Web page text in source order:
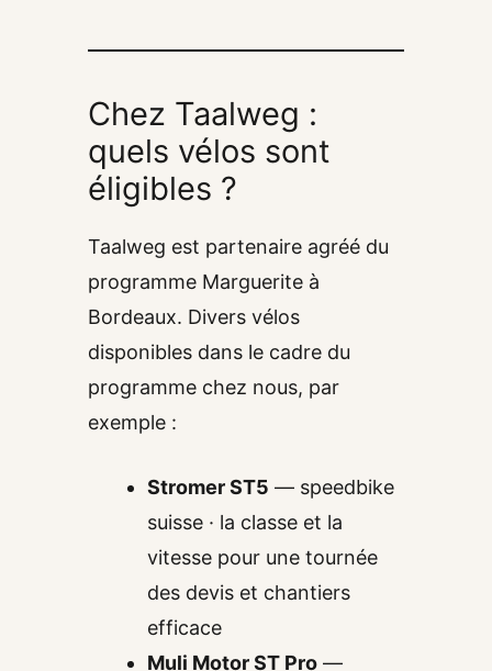
Chez Taalweg :
quels vélos sont
éligibles ?
Taalweg est partenaire agréé du
programme Marguerite à
Bordeaux. Divers vélos
disponibles dans le cadre du
programme chez nous, par
exemple :
Stromer ST5 — speedbike
suisse · la classe et la
vitesse pour une tournée
des devis et chantiers
efficace
Muli Motor ST Pro —